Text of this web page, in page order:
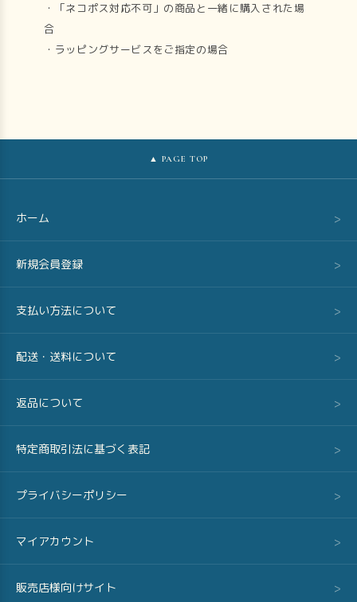
・「ネコポス対応不可」の商品と一緒に購入された場
合
・ラッピングサービスをご指定の場合
▲ PAGE TOP
ホーム >
新規会員登録 >
支払い方法について >
配送・送料について >
返品について >
特定商取引法に基づく表記 >
プライバシーポリシー >
マイアカウント >
販売店様向けサイト >